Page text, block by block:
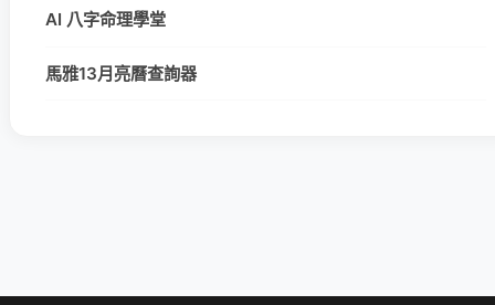
AI 八字命理學堂
馬雅13月亮曆查詢器